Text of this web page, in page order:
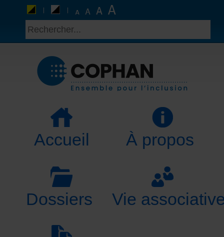
Accueil À propos
Dossiers Vie